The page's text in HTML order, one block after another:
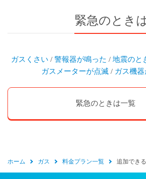
緊急のとき
ガスくさい / 警報器が鳴った / 地震のと
ガスメーターが点滅 / ガス機
緊急のときは一覧
ホーム ガス 料金プラン一覧 追加でき